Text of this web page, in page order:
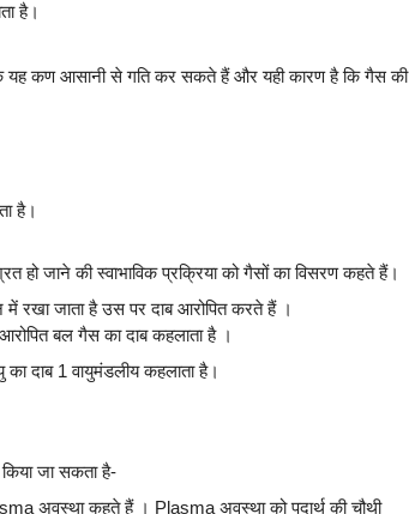
है।
यह कण आसानी से गति कर सकते हैं और यही कारण है कि गैस की
है।
जाने की स्वाभाविक प्रक्रिया को गैसों का विसरण कहते हैं।
जाता है उस पर दाब आरोपित करते हैं ।
बल गैस का दाब कहलाता है ।
दाब 1 वायुमंडलीय कहलाता है।
किया जा सकता है-
अवस्था कहते हैं । Plasma अवस्था को पदार्थ की चौथी